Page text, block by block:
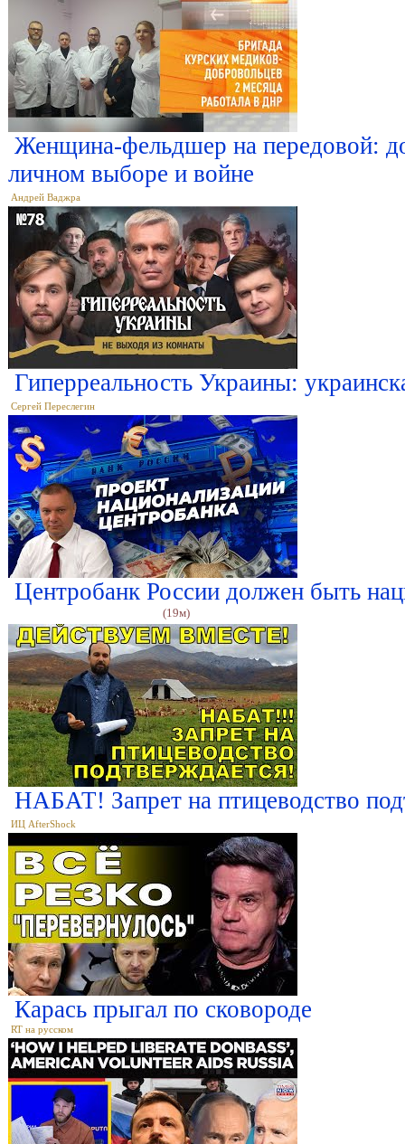
Женщина-фельдшер на передовой:
личном выборе и войне
Андрей Ваджра
Гиперреальность Украины:
Сергей Переслегин
Центробанк России должен быть
(19м)
НАБАТ! Запрет на птицеводство
ИЦ AfterShock
Карась прыгал по сковороде
RT на русском